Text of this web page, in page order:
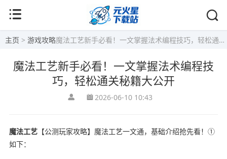
主页 > 游戏攻略魔法工艺新手必看！一文掌握法术编程技巧，轻松通关秘籍大公开
魔法工艺新手必看！一文掌握法术编程技
巧，轻松通关秘籍大公开
2026-06-10 10:43
魔法工艺【公测玩家攻略】魔法工艺一文通，基础介绍抢先看！①
如下：